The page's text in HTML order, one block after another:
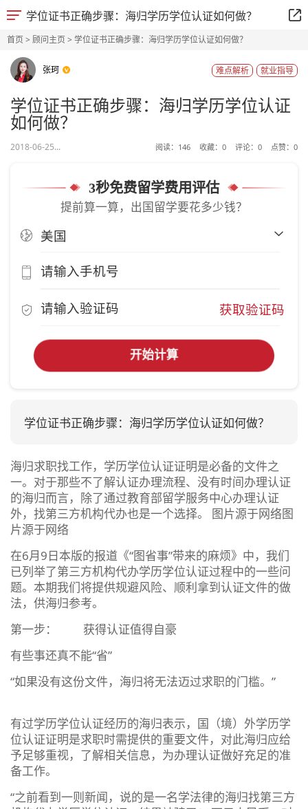
学位证书正确步骤：海归学历学位认证如何做？
首页> 顾问主页> 学位证书正确步骤：海归学历学位认证如何做？
张珂 就业指导
难点解析
学位证书正确步骤：海归学历学位认证
如何做？
2018-06-25... 阅读： 146 收藏： 0 评论： 0 点赞： 0
3秒免费留学费用评估
提前算一算，出国留学要花多少钱？
获取验证码
开始计算
学位证书正确步骤：海归学历学位认证如何做？
海归求职找工作，学历学位认证证明是必备的文件之
一。对于那些不了解认证办理流程、没有时间办理认证
的海归而言，除了通过教育部留学服务中心办理认证
外，找第三方机构代办也是一个选择。 图片源于网络图
片源于网络
在6月9日本版的报道《“图省事”带来的麻烦》中，我们
已列举了第三方机构代办学历学位认证过程中的一些问
题。本期我们将提供规避风险、顺利拿到认证文件的做
法，供海归参考。
第一步： 获得认证值得自豪
有些事还真不能“省”
“如果没有这份文件，海归将无法迈过求职的门槛。”
有过学历学位认证经历的海归表示，国（境）外学历学
位认证证明是求职时需提供的重要文件，对此海归应给
予足够重视，了解相关信息，为办理认证做好充足的准
备工作。
“之前看到一则新闻，说的是一名学法律的海归找第三方